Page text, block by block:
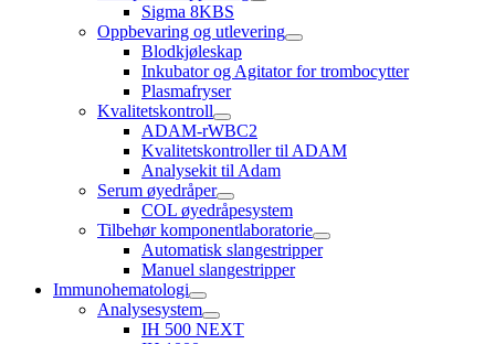
Sigma 8KBS
Oppbevaring og utlevering
Blodkjøleskap
Inkubator og Agitator for trombocytter
Plasmafryser
Kvalitetskontroll
ADAM-rWBC2
Kvalitetskontroller til ADAM
Analysekit til Adam
Serum øyedråper
COL øyedråpesystem
Tilbehør komponentlaboratorie
Automatisk slangestripper
Manuel slangestripper
Immunohematologi
Analysesystem
IH 500 NEXT